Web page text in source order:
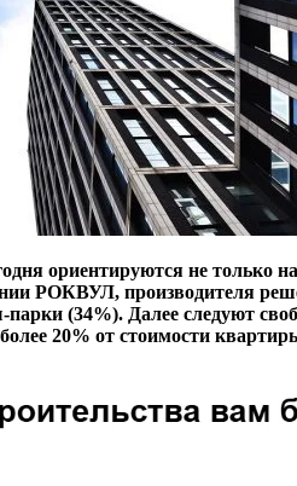
ориентируются не
РОКВУЛ, производителя
(34%). Далее следуют
20% от стоимости